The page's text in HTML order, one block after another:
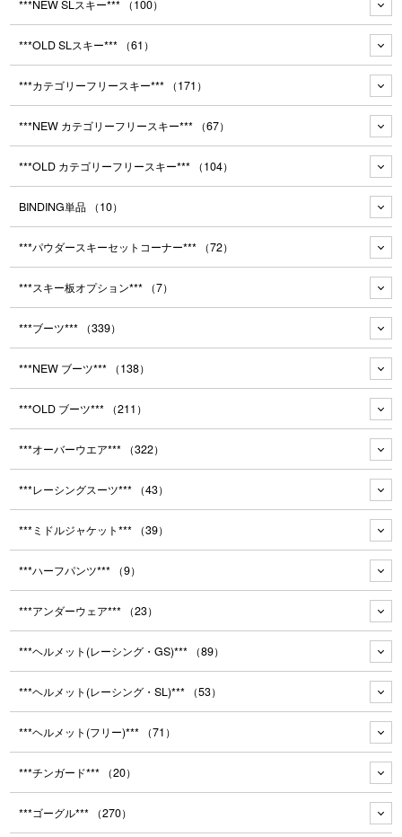
***NEW SLスキー*** （100）
***OLD SLスキー*** （61）
***カテゴリーフリースキー*** （171）
***NEW カテゴリーフリースキー*** （67）
***OLD カテゴリーフリースキー*** （104）
BINDING単品 （10）
***パウダースキーセットコーナー*** （72）
***スキー板オプション*** （7）
***ブーツ*** （339）
***NEW ブーツ*** （138）
***OLD ブーツ*** （211）
***オーバーウエア*** （322）
***レーシングスーツ*** （43）
***ミドルジャケット*** （39）
***ハーフパンツ*** （9）
***アンダーウェア*** （23）
***ヘルメット(レーシング・GS)*** （89）
***ヘルメット(レーシング・SL)*** （53）
***ヘルメット(フリー)*** （71）
***チンガード*** （20）
***ゴーグル*** （270）